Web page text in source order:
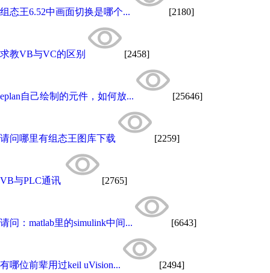
组态王6.52中画面切换是哪个... [2180]
求教VB与VC的区别 [2458]
eplan自己绘制的元件，如何放... [25646]
请问哪里有组态王图库下载 [2259]
VB与PLC通讯 [2765]
请问：matlab里的simulink中间... [6643]
有哪位前辈用过keil uVision... [2494]